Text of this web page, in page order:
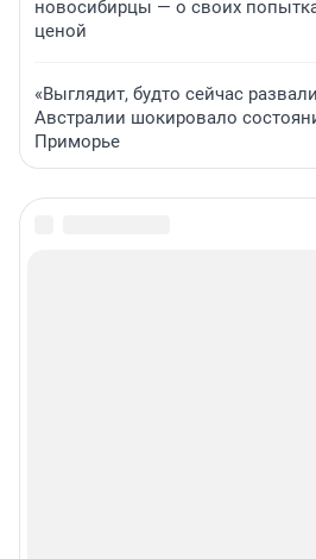
новосибирцы — о своих
ценой
«Выглядит, будто сейчас
Австралии шокировало
Приморье